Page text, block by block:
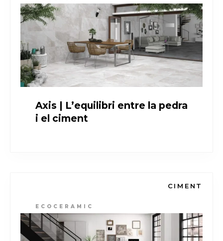
Axis | L’equilibri entre la pedra
i el ciment
CIMENT
ECOCERAMIC